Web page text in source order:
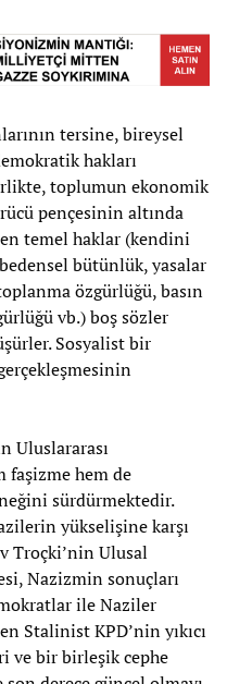
tersine, bireysel
hakları
toplumun ekonomik
pençesinin altında
temel haklar (kendini
bütünlük, yasalar
özgürlüğü, basın
vb.) boş sözler
Sosyalist bir
Uluslararası
faşizme hem de
sürdürmektedir.
yükselişine karşı
Troçki’nin Ulusal
Nazizmin sonuçları
ile Naziler
Stalinist KPD’nin yıkıcı
ve bir birleşik cephe